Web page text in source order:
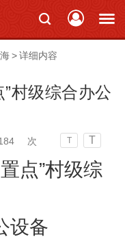
>详细内容
村级综合办公
次 T T
点”村级综
设备